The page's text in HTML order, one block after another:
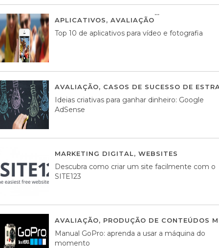
APLICATIVOS, AVALIAÇÃO
Top 10 de aplicativos para vídeo e fotografia
AVALIAÇÃO, CASOS DE SUCESSO DE
Ideias criativas para ganhar dinheiro: Google
AdSense
MARKETING DIGITAL, WEBSITES
Descubra como criar um site facilmente com o
SITE123
AVALIAÇÃO, PRODUÇÃO DE CONTEÚDOS
Manual GoPro: aprenda a usar a máquina do
momento